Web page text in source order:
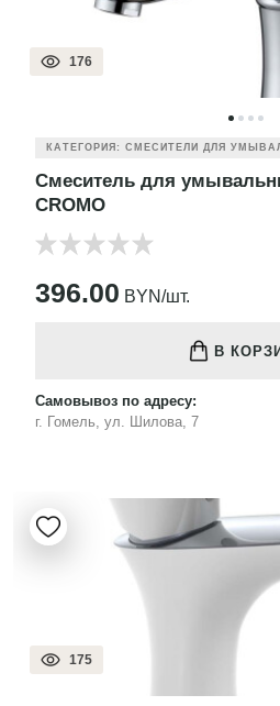
176
КАТЕГОРИЯ: СМЕСИТЕЛИ ДЛЯ
Смеситель для
CROMO
396.00 BYN/шт.
В
Самовывоз по адресу:
г. Гомель, ул. Шилова, 7
175